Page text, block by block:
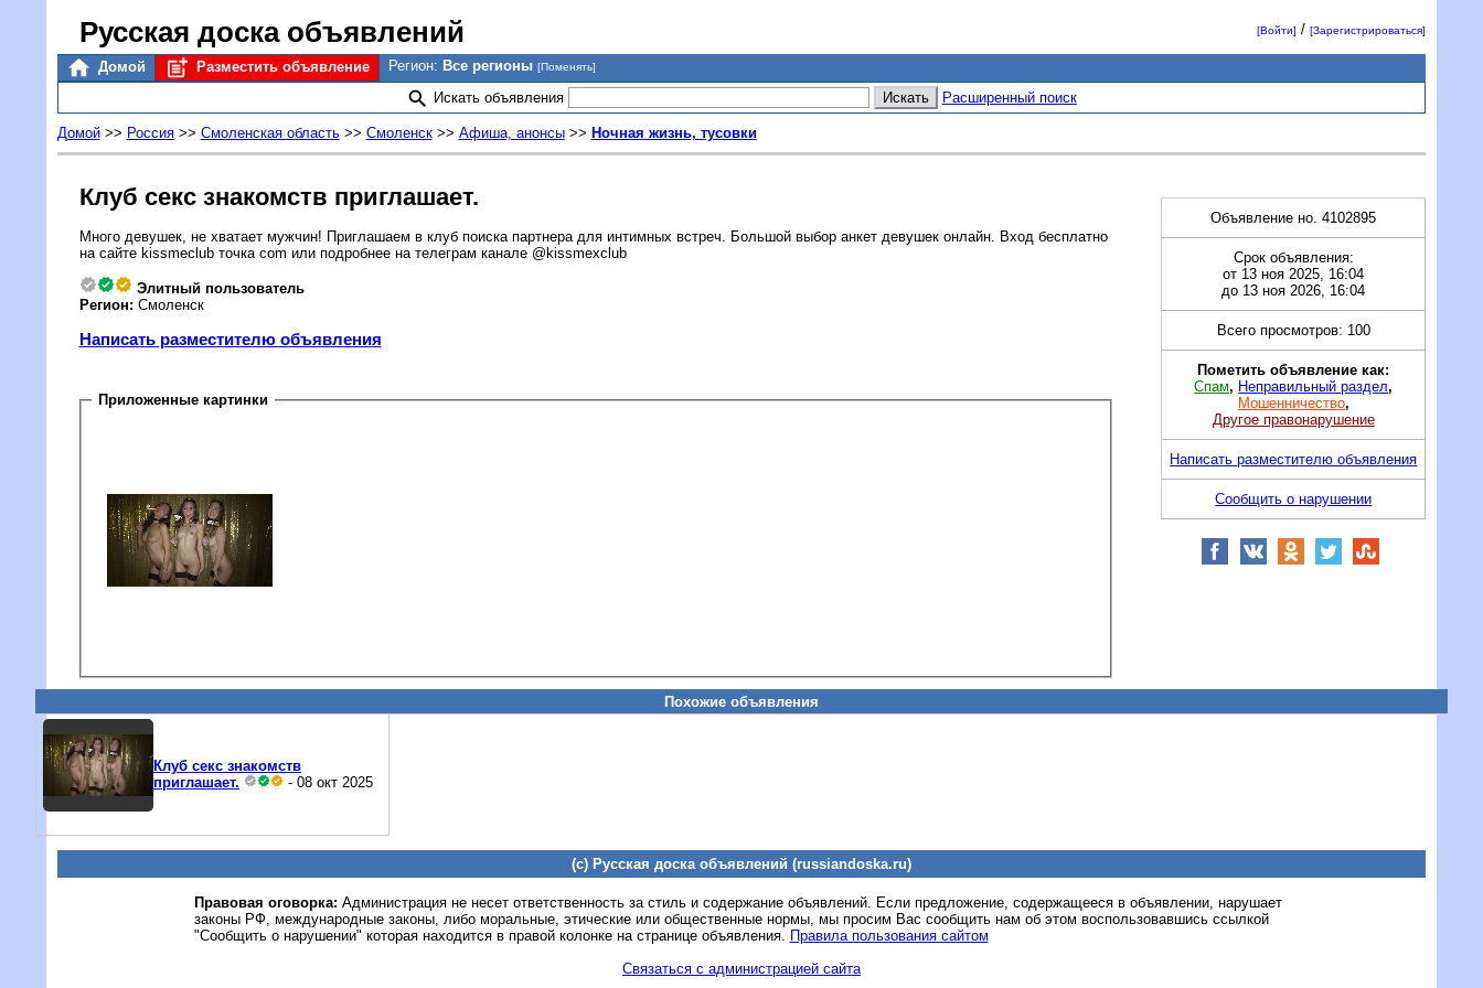
Русская доска объявлений [Войти] /[Зарегистрироваться]
Домой Разместить объявление Регион: Все регионы [Поменять]
Искать объявления Расширенный поиск
Домой>> Россия>> Смоленская область>> Смоленск>> Афиша, анонсы>> Ночная жизнь, тусовки
Клуб секс знакомств приглашает.
Много девушек, не хватает мужчин! Приглашаем в клуб поиска партнера для интимных встреч. Большой выбор анкет девушек онлайн. Вход бесплатно
на сайте kissmeclub точка com или подробнее на телеграм канале @kissmexclub
Элитный пользователь
Регион: Смоленск
Написать разместителю объявления
Приложенные картинки
Объявление но. 4102895
Срок объявления:
от 13 ноя 2025, 16:04
до 13 ноя 2026, 16:04
Всего просмотров: 100
Пометить объявление как:
Спам, Неправильный раздел,
Мошенничество,
Другое правонарушение
Написать разместителю объявления
Сообщить о нарушении
Похожие объявления
Клуб секс знакомств
приглашает.
- 08 окт 2025
(c) Русская доска объявлений (russiandoska.ru)
Правовая оговорка: Администрация не несет ответственность за стиль и содержание объявлений. Если предложение, содержащееся в объявлении, нарушает
законы РФ, международные законы, либо моральные, этические или общественные нормы, мы просим Вас сообщить нам об этом воспользовавшись ссылкой
"Сообщить о нарушении" которая находится в правой колонке на странице объявления. Правила пользования сайтом
Связаться с администрацией сайта